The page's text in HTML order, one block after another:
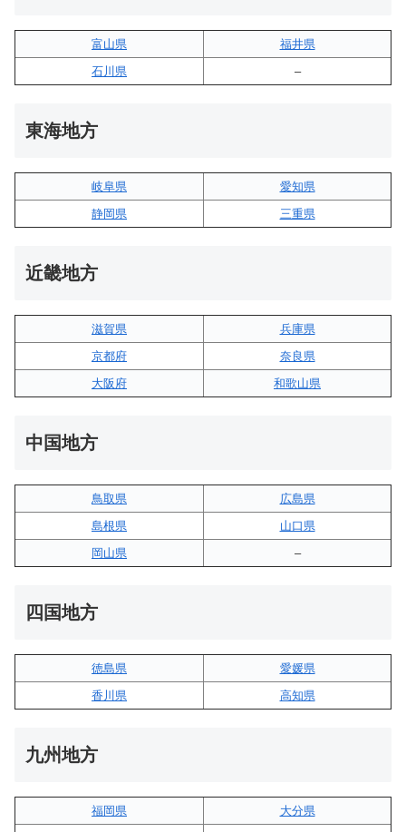
富山県
福井県
石川県
–
東海地方
岐阜県
愛知県
静岡県
三重県
近畿地方
滋賀県
兵庫県
京都府
奈良県
大阪府
和歌山県
中国地方
鳥取県
広島県
島根県
山口県
岡山県
–
四国地方
徳島県
愛媛県
香川県
高知県
九州地方
福岡県
大分県